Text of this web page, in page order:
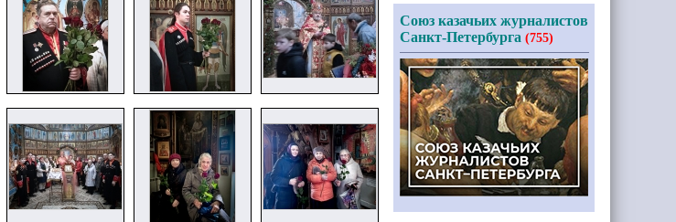
Союз казачьих журналистов
Санкт-Петербурга (755)